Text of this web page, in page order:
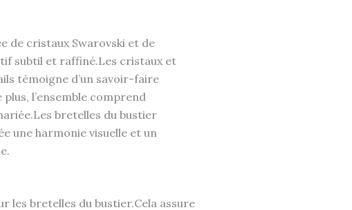
de cristaux Swarovski et de
subtil et raffiné.Les cristaux et
témoigne d’un savoir-faire
l’ensemble comprend
bretelles du bustier
une harmonie visuelle et un
les bretelles du bustier.Cela assure